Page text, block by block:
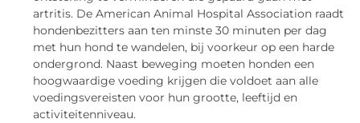
artritis. De American Animal Hospital Association raadt
hondenbezitters aan ten minste 30 minuten per dag
met hun hond te wandelen, bij voorkeur op een harde
ondergrond. Naast beweging moeten honden een
hoogwaardige voeding krijgen die voldoet aan alle
voedingsvereisten voor hun grootte, leeftijd en
activiteitenniveau.